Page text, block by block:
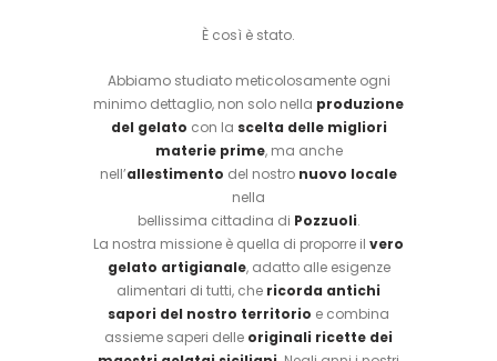
È così è stato.
Abbiamo studiato meticolosamente ogni
minimo dettaglio, non solo nella produzione
del gelato con la scelta delle migliori
materie prime, ma anche
nell’allestimento del nostro nuovo locale
nella
bellissima cittadina di Pozzuoli.
La nostra missione è quella di proporre il vero
gelato artigianale, adatto alle esigenze
alimentari di tutti, che ricorda antichi
sapori del nostro territorio e combina
assieme saperi delle originali ricette dei